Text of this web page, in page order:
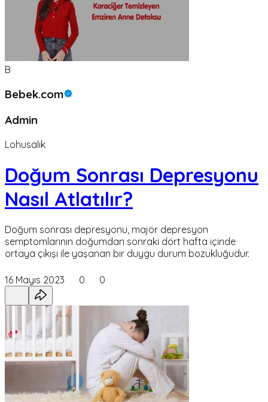
B
Bebek.com
Admin
Lohusalık
Doğum Sonrası Depresyonu
Nasıl Atlatılır?
Doğum sonrası depresyonu, majör depresyon
semptomlarının doğumdan sonraki dört hafta içinde
ortaya çıkışı ile yaşanan bir duygu durum bozukluğudur.
16 Mayıs 2023 0 0